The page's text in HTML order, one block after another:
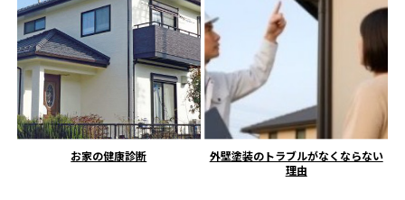
お家の健康診断
外壁塗装のトラブルがなくならない
理由